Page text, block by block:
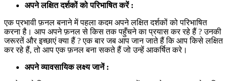
अपने लक्षित दर्शकों को परिभाषित करें :
एक प्रभावी फ़नल बनाने में पहला कदम अपने लक्षित दर्शकों को परिभाषित
करना है। आप अपने फ़नल से किस तक पहुँचने का प्रयास कर रहे हैं ? उनकी
जरूरतें और इच्छाएं क्या हैं ? एक बार जब आप जान जाते हैं कि आप किसे लक्षित
कर रहे हैं, तो आप एक फ़नल बना सकते हैं जो उन्हें आकर्षित करे।
अपने व्यावसायिक लक्ष्य जानें :